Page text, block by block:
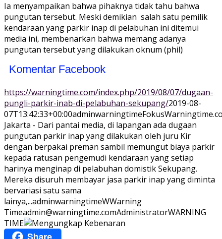
Ia menyampaikan bahwa pihaknya tidak tahu bahwa
pungutan tersebut. Meski demikian salah satu pemilik
kendaraan yang parkir inap di pelabuhan ini ditemui
media ini, membenarkan bahwa memang adanya
pungutan tersebut yang dilakukan oknum (phil)
Komentar Facebook
https://warningtime.com/index.php/2019/08/07/dugaan-
pungli-parkir-inab-di-pelabuhan-sekupang/2019-08-
07T13:42:33+00:00adminwarningtimeFokus
Jakarta - Dari pantai media, di lapangan ada dugaan
pungutan parkir inap yang dilakukan oleh juru Kir
dengan berpakai preman sambil memungut biaya parkir
kepada ratusan pengemudi kendaraan yang setiap
harinya menginap di pelabuhan domistik Sekupang.
Mereka disuruh membayar jasa parkir inap yang diminta
bervariasi satu sama
lainya,...adminwarningtimeWWarning
Timeadmin@warningtime.comAdministratorWARNING
TIME